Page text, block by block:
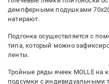
демпферными подушками
натирают.
Подгонка осуществляется с
типа, который можно
ленты.
Тройные ряды ячеек MOLLE на
подсумки с индивидуальными